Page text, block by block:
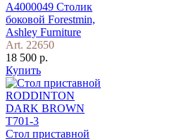
A4000049 Столик
боковой Forestmin,
Ashley Furniture
Art. 22650
18 500 р.
Купить
Стол приставной